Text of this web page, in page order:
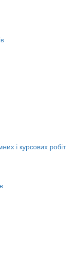
і курсових робіт